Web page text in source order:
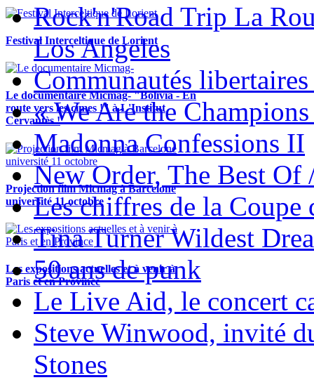
Festival Interceltique de Lorient
Le documentaire Micmag- "Bolivia - En
route vers les cimes !" à L'Institut
Cervantès !
Projection film Micmag à Barcelone
université 11 octobre
Les expositions actuelles et à venir à
Paris et en Province
Rock'n'Road Trip La
Los Angeles
Communautés libertaires
« We Are the
Madonna Confessions II
New Order, The Best Of
Les chiffres de la Coupe
Tina Turner Wildest
50 ans de punk
Le Live Aid, le concert
Steve Winwood, invité
Stones